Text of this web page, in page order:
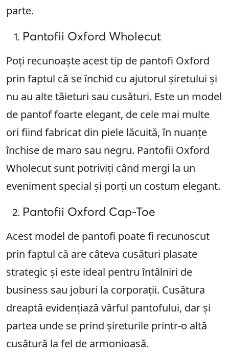
parte.
Pantofii Oxford Wholecut
Poți recunoaște acest tip de pantofi Oxford
prin faptul că se închid cu ajutorul șiretului și
nu au alte tăieturi sau cusături. Este un model
de pantof foarte elegant, de cele mai multe
ori fiind fabricat din piele lăcuită, în nuanțe
închise de maro sau negru. Pantofii Oxford
Wholecut sunt potriviți când mergi la un
eveniment special și porți un costum elegant.
Pantofii Oxford Cap-Toe
Acest model de pantofi poate fi recunoscut
prin faptul că are câteva cusături plasate
strategic și este ideal pentru întâlniri de
business sau joburi la corporații. Cusătura
dreaptă evidențiază vârful pantofului, dar și
partea unde se prind șireturile printr-o altă
cusătură la fel de armonioasă.